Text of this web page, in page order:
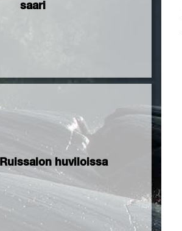
saari
Ruissalon huviloissa